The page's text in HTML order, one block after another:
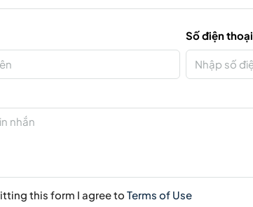
Số điện thoại
this form I agree toTerms of Use